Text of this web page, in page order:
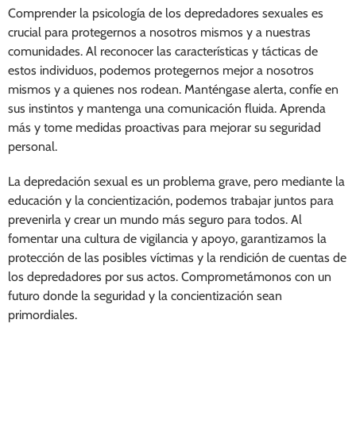
Comprender la psicología de los depredadores sexuales es
crucial para protegernos a nosotros mismos y a nuestras
comunidades. Al reconocer las características y tácticas de
estos individuos, podemos protegernos mejor a nosotros
mismos y a quienes nos rodean. Manténgase alerta, confíe en
sus instintos y mantenga una comunicación fluida. Aprenda
más y tome medidas proactivas para mejorar su seguridad
personal.
La depredación sexual es un problema grave, pero mediante la
educación y la concientización, podemos trabajar juntos para
prevenirla y crear un mundo más seguro para todos. Al
fomentar una cultura de vigilancia y apoyo, garantizamos la
protección de las posibles víctimas y la rendición de cuentas de
los depredadores por sus actos. Comprometámonos con un
futuro donde la seguridad y la concientización sean
primordiales.